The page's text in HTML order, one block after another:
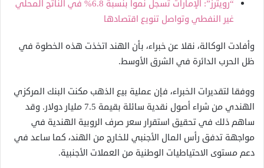
“رويترز”: الإمارات تسجل نموا بنسبة 6.8% في الناتج المحلي
غير النفطي وتواصل تنويع اقتصادها
وأفادت الوكالة، نقلا عن خبراء، بأن الهند اتخذت هذه الخطوة في
ظل الحرب الدائرة في الشرق الأوسط.
ووفقا لتقديرات الخبراء، فإن عملية بيع الذهب مكنت البنك المركزي
الهندي من شراء أصول نقدية سائلة بقيمة 7.5 مليار دولار. وقد
ساهم ذلك في تحقيق استقرار سعر صرف الروبية الهندية في
مواجهة تدفق رأس المال الأجنبي للخارج من الهند، كما ساعد في
دعم مستوى الاحتياطيات الوطنية من العملات الأجنبية.